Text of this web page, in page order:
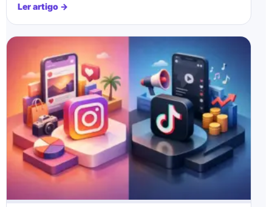
Ler artigo →